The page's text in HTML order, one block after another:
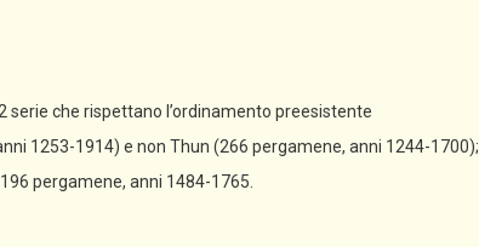
che rispettano l’ordinamento preesistente
1253-1914) e non Thun (266 pergamene, anni 1244-1700);
pergamene, anni 1484-1765.